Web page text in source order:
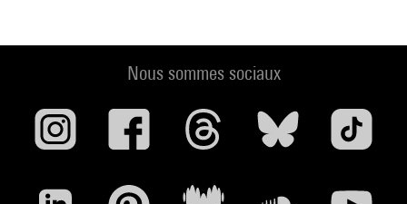
Nous sommes sociaux